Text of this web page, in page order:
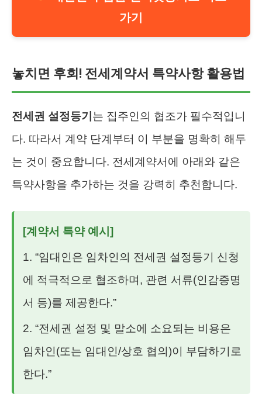
가기
놓치면 후회! 전세계약서 특약사항 활용법
전세권 설정등기 는 집주인의 협조가 필수적입니
다. 따라서 계약 단계부터 이 부분을 명확히 해두
는 것이 중요합니다. 전세계약서에 아래와 같은
특약사항을 추가하는 것을 강력히 추천합니다.
[계약서 특약 예시]
1. “임대인은 임차인의 전세권 설정등기 신청
에 적극적으로 협조하며, 관련 서류(인감증명
서 등)를 제공한다.”
2. “전세권 설정 및 말소에 소요되는 비용은
임차인(또는 임대인/상호 협의)이 부담하기로
한다.”